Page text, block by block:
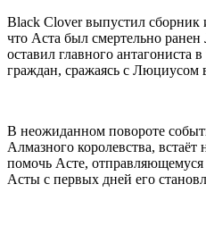
Black Clover выпустил сборник
что Аста был смертельно
оставил главного
граждан, сражаясь с
В неожиданном повороте
Алмазного королевства,
помочь Асте,
Асты с первых дней его